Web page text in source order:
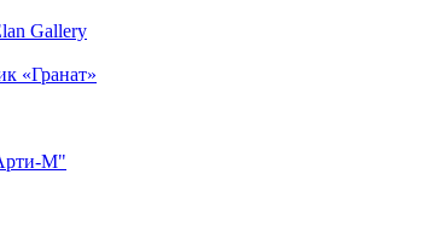
Gallery
«Гранат»
М"